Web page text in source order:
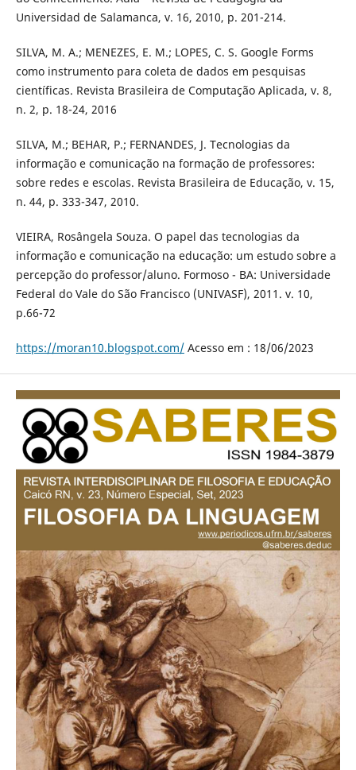
Universidad de Salamanca, v. 16, 2010, p. 201-214.
SILVA, M. A.; MENEZES, E. M.; LOPES, C. S. Google Forms
como instrumento para coleta de dados em pesquisas
científicas. Revista Brasileira de Computação Aplicada, v. 8,
n. 2, p. 18-24, 2016
SILVA, M.; BEHAR, P.; FERNANDES, J. Tecnologias da
informação e comunicação na formação de professores:
sobre redes e escolas. Revista Brasileira de Educação, v. 15,
n. 44, p. 333-347, 2010.
VIEIRA, Rosângela Souza. O papel das tecnologias da
informação e comunicação na educação: um estudo sobre a
percepção do professor/aluno. Formoso - BA: Universidade
Federal do Vale do São Francisco (UNIVASF), 2011. v. 10,
p.66-72
https://moran10.blogspot.com/Acesso em : 18/06/2023